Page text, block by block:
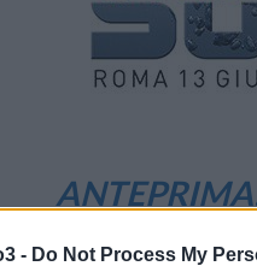
- Do Not Process My